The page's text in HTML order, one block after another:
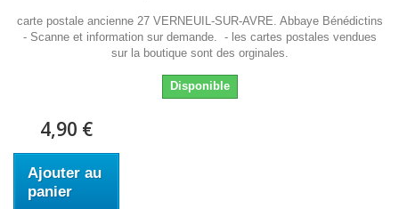
carte postale ancienne 27 VERNEUIL-SUR-AVRE. Abbaye Bénédictins
- Scanne et information sur demande. - les cartes postales vendues
sur la boutique sont des orginales.
Disponible
4,90 €
Ajouter au
panier